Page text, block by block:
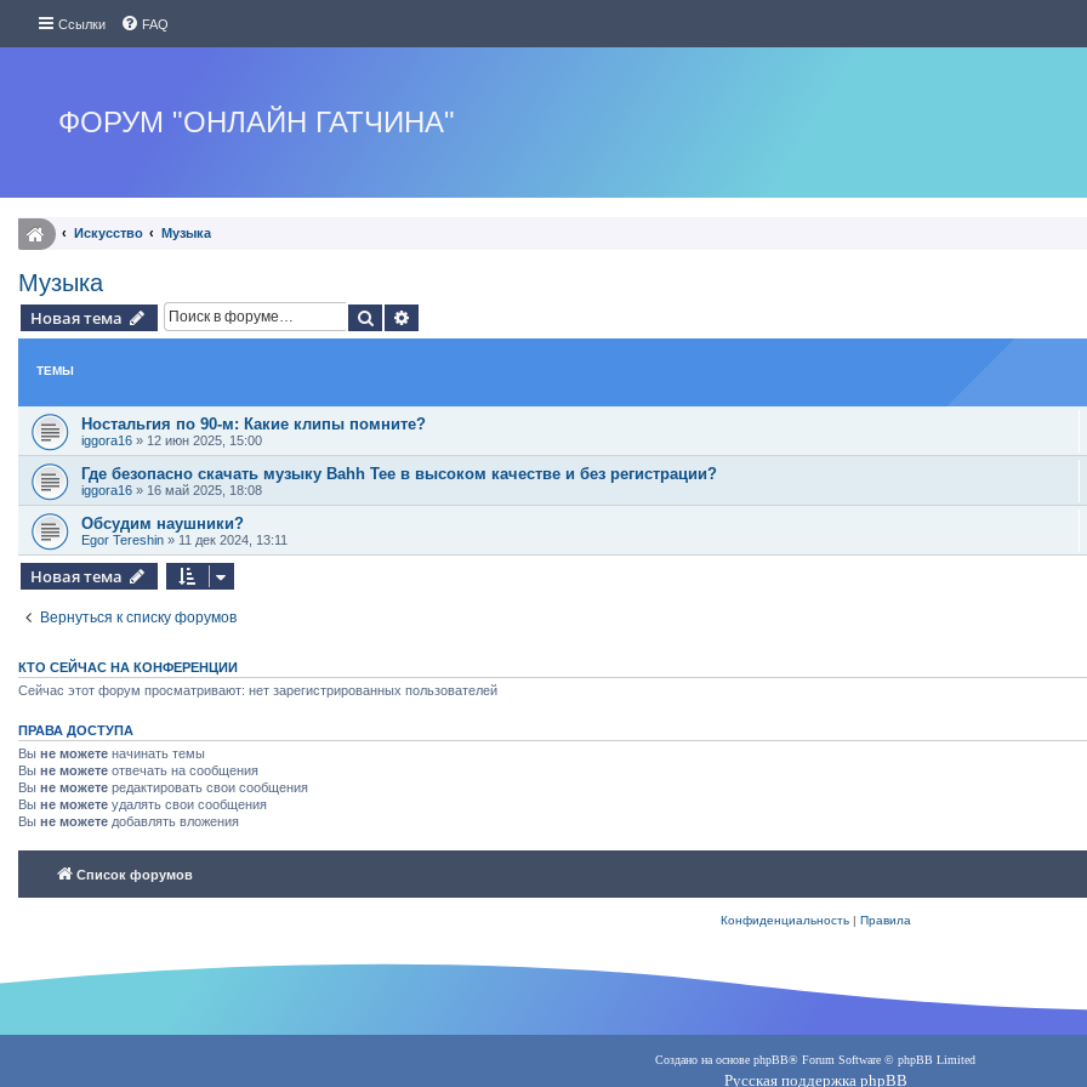
Ссылки FAQ
ФОРУМ "ОНЛАЙН ГАТЧИНА"
Искуcство Музыка
Музыка
Новая тема Поиск
ТЕМЫ
Ностальгия по 90-м: Какие клипы помните?
iggora16 » 12 июн 2025, 15:00
Где безопасно скачать музыку Bahh Tee в высоком качестве и без регистрации?
iggora16 » 16 май 2025, 18:08
Обсудим наушники?
Egor Tereshin » 11 дек 2024, 13:11
Новая тема
Вернуться к списку форумов
КТО СЕЙЧАС НА КОНФЕРЕНЦИИ
Сейчас этот форум просматривают: нет зарегистрированных пользователей
ПРАВА ДОСТУПА
Вы не можете начинать темы
Вы не можете отвечать на сообщения
Вы не можете редактировать свои сообщения
Вы не можете удалять свои сообщения
Вы не можете добавлять вложения
Список форумов
Конфиденциальность| Правила
Создано на основе phpBB® Forum Software © phpBB Limited
Русская поддержка phpBB